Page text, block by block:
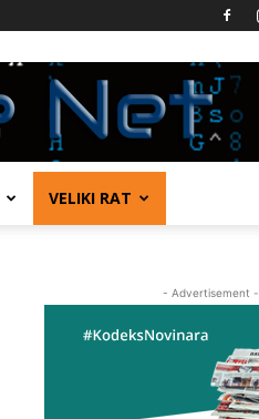
VELIKI RAT
- Advertisement -